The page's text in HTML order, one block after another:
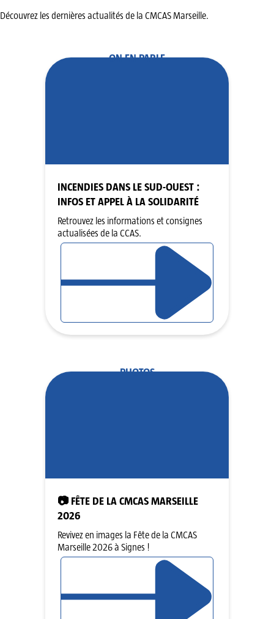
Découvrez les dernières actualités de la CMCAS Marseille.
ON EN PARLE
INCENDIES DANS LE SUD-OUEST :
INFOS ET APPEL À LA SOLIDARITÉ
Retrouvez les informations et consignes
actualisées de la CCAS.
PHOTOS
📷 FÊTE DE LA CMCAS MARSEILLE
2026
Revivez en images la Fête de la CMCAS
Marseille 2026 à Signes !